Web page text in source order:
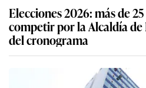
Elecciones 2026: más de
competir por la Alcaldía
del cronograma